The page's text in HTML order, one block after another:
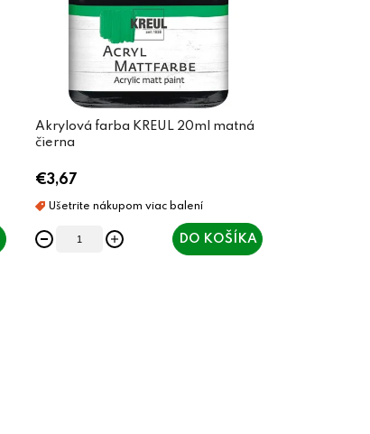
Akrylová farba KREUL 20ml matná
čierna
€3,67
DO KOŠÍKA